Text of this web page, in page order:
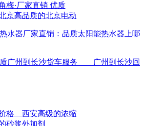
梅·厂家直销 优质
京高品质的北京电动
水器厂家直销：品质太阳能热水器上哪
广州到长沙货车服务——广州到长沙回
格 西安高级的浓缩
砂浆外加剂